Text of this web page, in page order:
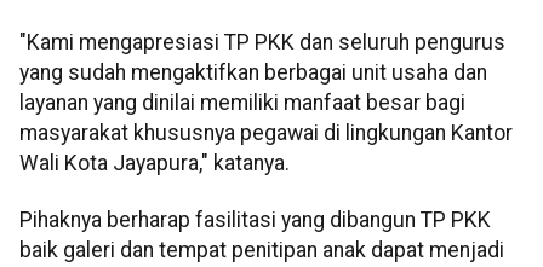
"Kami mengapresiasi TP PKK dan seluruh pengurus
yang sudah mengaktifkan berbagai unit usaha dan
layanan yang dinilai memiliki manfaat besar bagi
masyarakat khususnya pegawai di lingkungan Kantor
Wali Kota Jayapura," katanya.
Pihaknya berharap fasilitasi yang dibangun TP PKK
baik galeri dan tempat penitipan anak dapat menjadi